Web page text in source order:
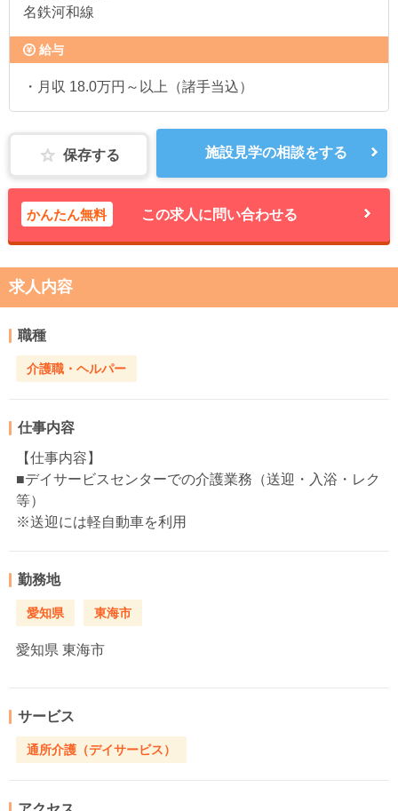
名鉄河和線
給与
・月収 18.0万円～以上（諸手当込）
保存する 施設見学の相談をする
かんたん無料 この求人に問い合わせる
求人内容
職種
介護職・ヘルパー
仕事内容
【仕事内容】
■デイサービスセンターでの介護業務（送迎・入浴・レク
等）
※送迎には軽自動車を利用
勤務地
愛知県 東海市
愛知県 東海市
サービス
通所介護（デイサービス）